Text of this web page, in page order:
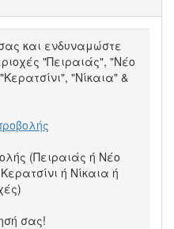
και ενδυναμώστε
"Πειραιάς", "Νέο
"Νίκαια" &
(Πειραιάς ή Νέο
ή Νίκαια ή
σας!